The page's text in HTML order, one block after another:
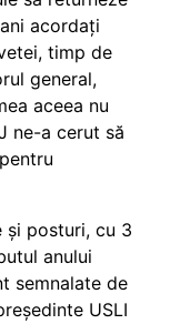
acordați
timp de
general,
aceea nu
ne-a cerut să
și posturi, cu 3
anului
semnalate de
USLI